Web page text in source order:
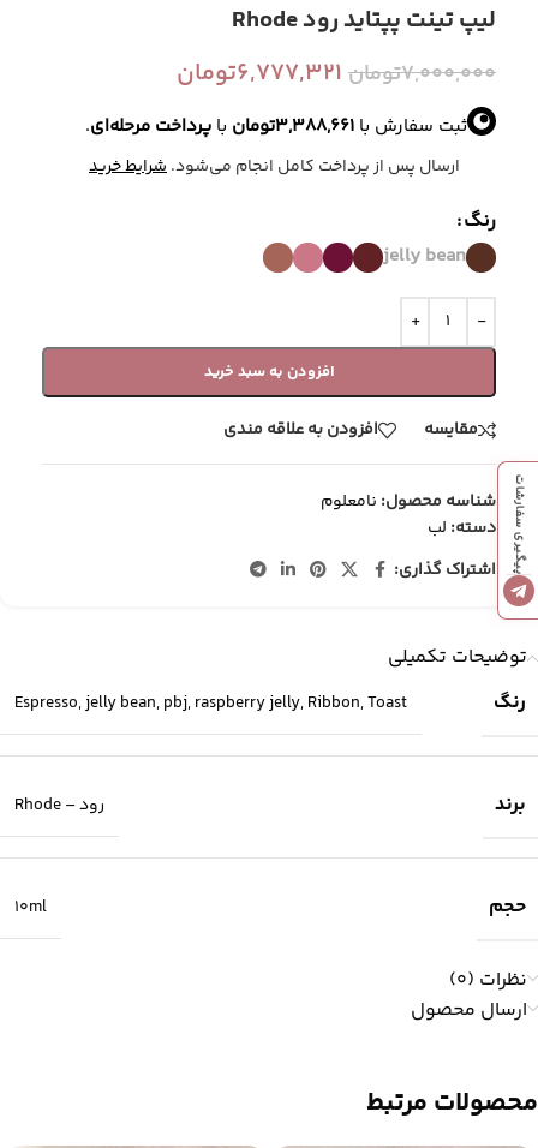
لیپ تینت پپتاید رود Rhode
7,000,000تومان 6,777,321تومان
ثبت سفارش با 3,388,661تومان با پرداخت مرحله‌ای.
ارسال پس از پرداخت کامل انجام می‌شود.شرایط خرید
رنگ
jelly bean
افزودن به سبد خرید
مقایسه افزودن به علاقه مندی
شناسه محصول: نامعلوم
دسته: لب
اشتراک گذاری:
توضیحات تکمیلی
رنگ
Espresso,jelly bean,pbj,raspberry jelly,Ribbon,Toast
برند رود – Rhode
حجم 10ml
نظرات (0)
ارسال محصول
محصولات مرتبط
پیگیری سفارشات